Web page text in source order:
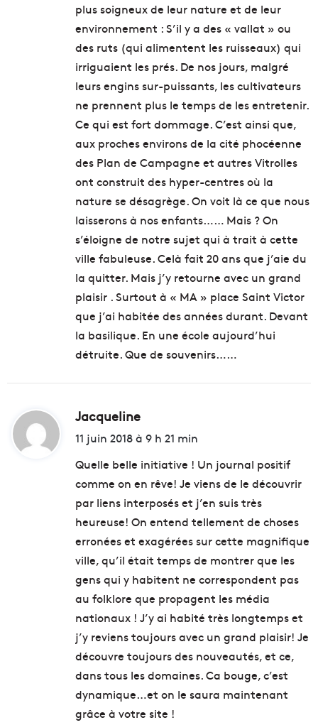
plus soigneux de leur nature et de leur
environnement : S’il y a des « vallat » ou
des ruts (qui alimentent les ruisseaux) qui
irriguaient les prés. De nos jours, malgré
leurs engins sur-puissants, les cultivateurs
ne prennent plus le temps de les entretenir.
Ce qui est fort dommage. C’est ainsi que,
aux proches environs de la cité phocéenne
des Plan de Campagne et autres Vitrolles
ont construit des hyper-centres où la
nature se désagrège. On voit là ce que nous
laisserons à nos enfants…… Mais ? On
s’éloigne de notre sujet qui à trait à cette
ville fabuleuse. Celà fait 20 ans que j’aie du
la quitter. Mais j’y retourne avec un grand
plaisir . Surtout à « MA » place Saint Victor
que j’ai habitée des années durant. Devant
la basilique. En une école aujourd’hui
détruite. Que de souvenirs……
Jacqueline
i
11 juin 2018 à 9 h 21 min
Quelle belle initiative ! Un journal positif
comme on en rêve! Je viens de le découvrir
par liens interposés et j’en suis très
heureuse! On entend tellement de choses
erronées et exagérées sur cette magnifique
ville, qu’il était temps de montrer que les
gens qui y habitent ne correspondent pas
au folklore que propagent les média
nationaux ! J’y ai habité très longtemps et
j’y reviens toujours avec un grand plaisir! Je
découvre toujours des nouveautés, et ce,
dans tous les domaines. Ca bouge, c’est
dynamique…et on le saura maintenant
grâce à votre site !